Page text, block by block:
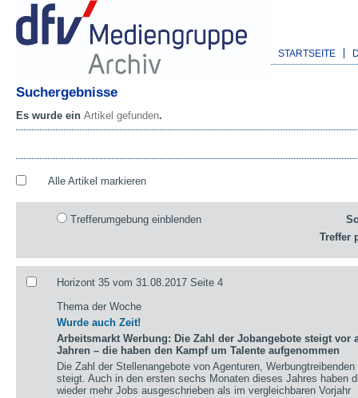
STARTSEITE
Suchergebnisse
Es wurde ein Artikel gefunden.
Alle Artikel markieren
Trefferumgebung einblenden
Treffer
Horizont 35 vom 31.08.2017 Seite 4
Thema der Woche
Wurde auch Zeit!
Arbeitsmarkt Werbung: Die Zahl der Jobangebote steigt vor
Jahren – die haben den Kampf um Talente aufgenommen
Die Zahl der Stellenangebote von Agenturen,
steigt. Auch in den ersten sechs Monaten dieses Jahres haben
wieder mehr Jobs ausgeschrieben als im vergleichbaren Vorjahr